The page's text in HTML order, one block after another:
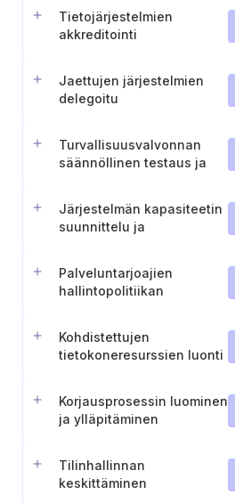
Tietojärjestelmien
akkreditointi
Jaettujen järjestelmien
delegoitu
Turvallisuusvalvonnan
säännöllinen testaus ja
Järjestelmän kapasiteetin
suunnittelu ja
Palveluntarjoajien
hallintopolitiikan
Kohdistettujen
tietokoneresurssien luonti
Korjausprosessin luominen
ja ylläpitäminen
Tilinhallinnan
keskittäminen